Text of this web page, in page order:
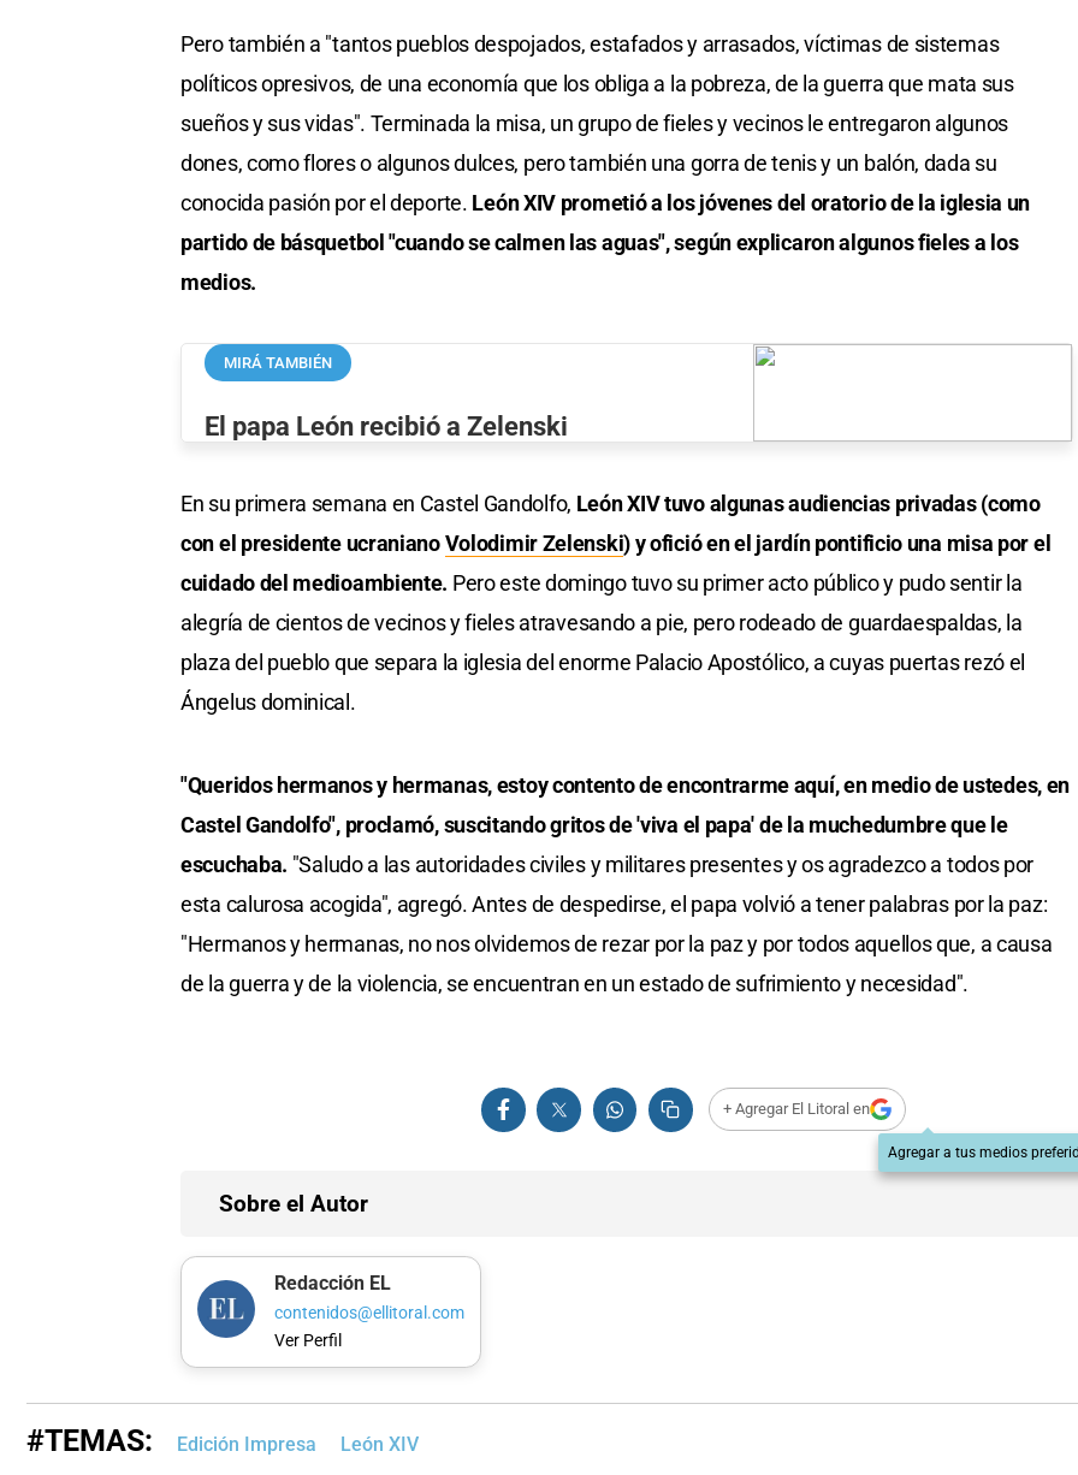
Pero también a "tantos pueblos despojados, estafados y arrasados, víctimas de sistemas
políticos opresivos, de una economía que los obliga a la pobreza, de la guerra que mata sus
sueños y sus vidas". Terminada la misa, un grupo de fieles y vecinos le entregaron algunos
dones, como flores o algunos dulces, pero también una gorra de tenis y un balón, dada su
conocida pasión por el deporte. León XIV prometió a los jóvenes del oratorio de la iglesia un
partido de básquetbol "cuando se calmen las aguas", según explicaron algunos fieles a los
medios.
MIRÁ TAMBIÉN
El papa León recibió a Zelenski
En su primera semana en Castel Gandolfo, León XIV tuvo algunas audiencias privadas (como
con el presidente ucranianoVolodimir Zelenski) y ofició en el jardín pontificio una misa por el
cuidado del medioambiente. Pero este domingo tuvo su primer acto público y pudo sentir la
alegría de cientos de vecinos y fieles atravesando a pie, pero rodeado de guardaespaldas, la
plaza del pueblo que separa la iglesia del enorme Palacio Apostólico, a cuyas puertas rezó el
Ángelus dominical.
"Queridos hermanos y hermanas, estoy contento de encontrarme aquí, en medio de ustedes, en
Castel Gandolfo", proclamó, suscitando gritos de 'viva el papa' de la muchedumbre que le
escuchaba. "Saludo a las autoridades civiles y militares presentes y os agradezco a todos por
esta calurosa acogida", agregó. Antes de despedirse, el papa volvió a tener palabras por la paz:
"Hermanos y hermanas, no nos olvidemos de rezar por la paz y por todos aquellos que, a causa
de la guerra y de la violencia, se encuentran en un estado de sufrimiento y necesidad".
+ Agregar El Litoral en
Agregar a tus medios
Sobre el Autor
Redacción EL
contenidos@ellitoral.com
Ver Perfil
#TEMAS: Edición Impresa León XIV